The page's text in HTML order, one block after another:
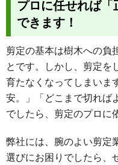
プロに任せれば
できます！
剪定の基本は樹木への負
とです。しかし、剪定を
育たなくなってしまいま
安。」「どこまで切れば
でしたら、剪定のプロに
弊社には、腕のよい剪定
選びにお困りでしたら、